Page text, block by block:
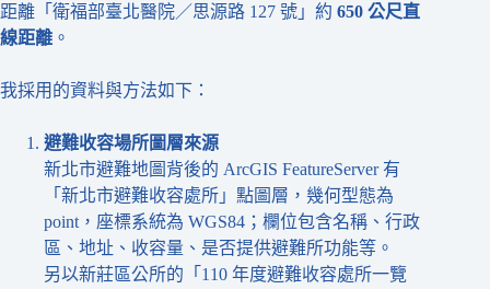
距離「衛福部臺北醫院／思源路 127 號」約 650 公尺直
線距離 。
我採用的資料與方法如下：
避難收容場所圖層來源
新北市避難地圖背後的 ArcGIS FeatureServer 有
「新北市避難收容處所」點圖層，幾何型態為
point，座標系統為 WGS84；欄位包含名稱、行政
區、地址、收容量、是否提供避難所功能等。
另以新莊區公所的「110 年度避難收容處所一覽